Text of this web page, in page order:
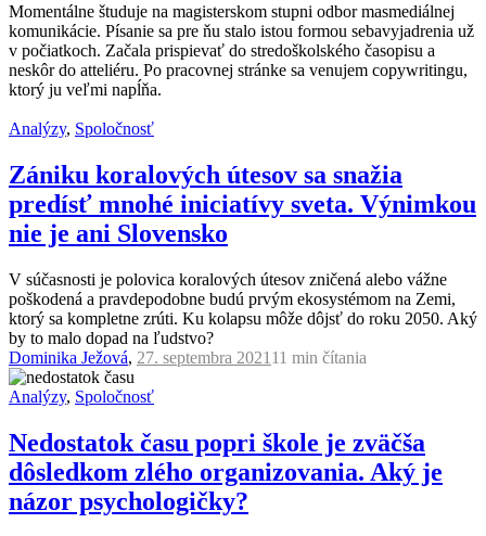
Momentálne študuje na magisterskom stupni odbor masmediálnej
komunikácie. Písanie sa pre ňu stalo istou formou sebavyjadrenia už
v počiatkoch. Začala prispievať do stredoškolského časopisu a
neskôr do atteliéru. Po pracovnej stránke sa venujem copywritingu,
ktorý ju veľmi napĺňa.
Analýzy, Spoločnosť
Zániku koralových útesov sa snažia
predísť mnohé iniciatívy sveta. Výnimkou
nie je ani Slovensko
V súčasnosti je polovica koralových útesov zničená alebo vážne
poškodená a pravdepodobne budú prvým ekosystémom na Zemi,
ktorý sa kompletne zrúti. Ku kolapsu môže dôjsť do roku 2050. Aký
by to malo dopad na ľudstvo?
Dominika Ježová, 27. septembra 2021 11 min čítania
Analýzy, Spoločnosť
Nedostatok času popri škole je zväčša
dôsledkom zlého organizovania. Aký je
názor psychologičky?